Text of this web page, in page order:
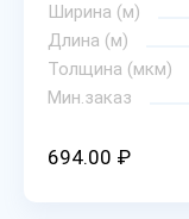
Ширина (м)
Длина (м)
Толщина (мкм)
Мин.заказ
694.00 ₽